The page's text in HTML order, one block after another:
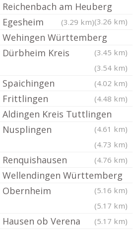
am Heuberg
(3.26 km)
(3.29 km)
Württemberg
(3.45 km)
Kreis
(3.54 km)
(4.02 km)
Frittlingen (4.48 km)
Kreis Tuttlingen
(4.61 km)
(4.73 km)
(4.76 km)
Württemberg
(5.16 km)
(5.17 km)
ob Verena (5.17 km)